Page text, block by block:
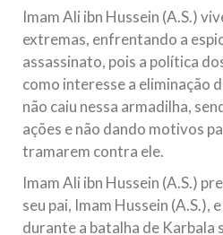
Imam Ali ibn Hussein (A.S.)
extremas, enfrentando a
assassinato, pois a política
como interesse a eliminação
não caiu nessa armadilha,
ações e não dando motivos
tramarem contra ele.
Imam Ali ibn Hussein (A.S.)
seu pai, Imam Hussein
durante a batalha de Karbala